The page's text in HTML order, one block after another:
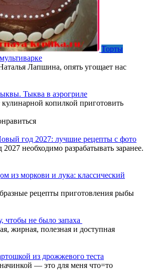
Торты
Лапшина, опять угощает нас
Тыква в аэрогриле
копилкой приготовить
год 2027: лучшие рецепты с фото
необходимо разрабатывать заранее.
из моркови и лука: классический
рецепты приготовления рыбы
чтобы не было запаха
жирная, полезная и доступная
из дрожжевого теста
— это для меня что=то